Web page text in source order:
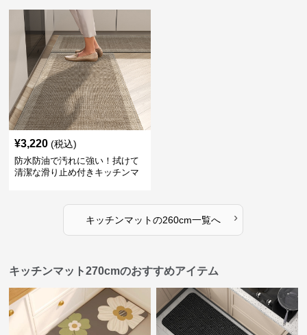
¥3,220 (税込)
防水防油で汚れに強い！拭けて
清潔な滑り止め付きキッチンマ
キッチンマットの260cm一覧へ ›
キッチンマット270cmのおすすめアイテム